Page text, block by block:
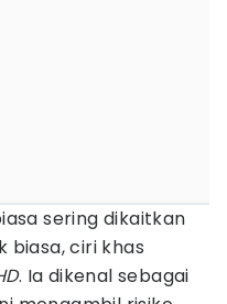
sering dikaitkan
biasa, ciri khas
. Ia dikenal sebagai